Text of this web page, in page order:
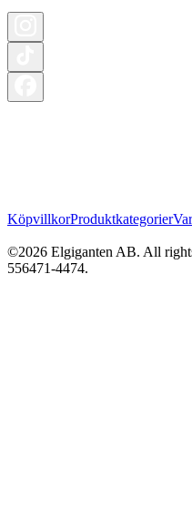
KöpvillkorProduktkategorier
©2026 Elgiganten AB. All
556471-4474.